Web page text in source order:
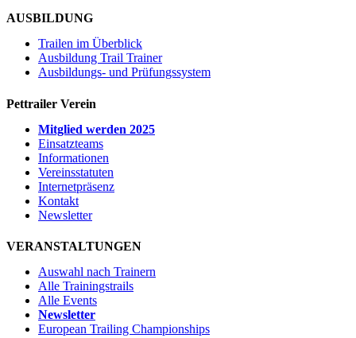
AUSBILDUNG
Trailen im Überblick
Ausbildung Trail Trainer
Ausbildungs- und Prüfungssystem
Pettrailer Verein
Mitglied werden 2025
Einsatzteams
Informationen
Vereinsstatuten
Internetpräsenz
Kontakt
Newsletter
VERANSTALTUNGEN
Auswahl nach Trainern
Alle Trainingstrails
Alle Events
Newsletter
European Trailing Championships